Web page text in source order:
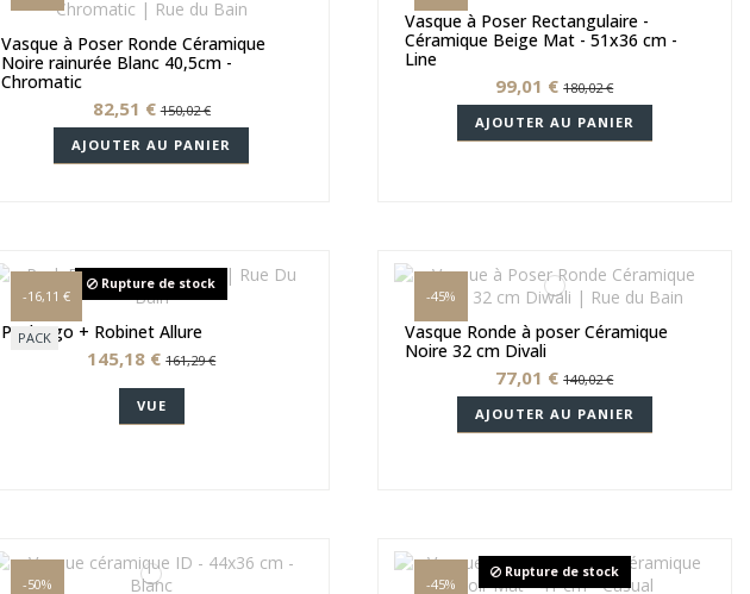
Vasque à Poser Ronde Céramique
Noire rainurée Blanc 40,5cm -
Chromatic
82,51 €150,02 €
AJOUTER AU PANIER
Vasque à Poser Rectangulaire -
Céramique Beige Mat - 51x36 cm -
Line
99,01 €180,02 €
AJOUTER AU PANIER
-16,11 €
PACK
Rupture de stock
Pack Ego + Robinet Allure
145,18 €161,29 €
VUE
-45%
Vasque Ronde à poser Céramique
Noire 32 cm Divali
77,01 €140,02 €
AJOUTER AU PANIER
-50% -45%
Rupture de stock